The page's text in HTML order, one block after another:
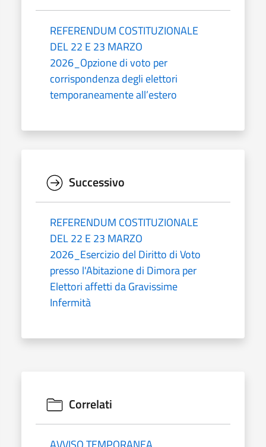
REFERENDUM COSTITUZIONALE
DEL 22 E 23 MARZO
2026_Opzione di voto per
corrispondenza degli elettori
temporaneamente all’estero
Successivo
REFERENDUM COSTITUZIONALE
DEL 22 E 23 MARZO
2026_Esercizio del Diritto di Voto
presso l'Abitazione di Dimora per
Elettori affetti da Gravissime
Infermità
Correlati